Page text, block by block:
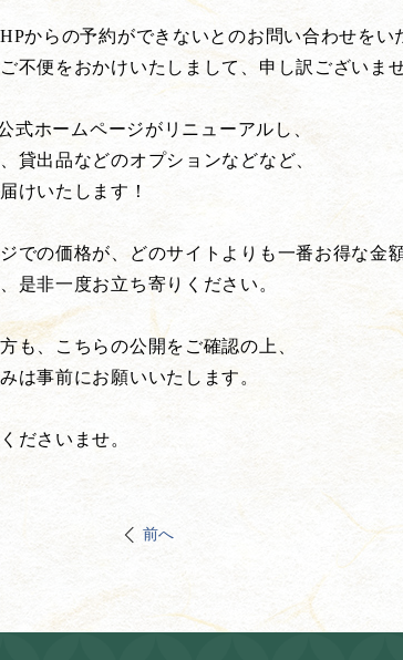
からの予約ができないとのお問い合わせをい
不便をおかけいたしまして、申し訳ございま
式ホームページがリニューアルし、
貸出品などのオプションなどなど、
けいたします！
での価格が、どのサイトよりも一番お得な金
是非一度お立ち寄りください。
も、こちらの公開をご確認の上、
は事前にお願いいたします。
ださいませ。
前へ